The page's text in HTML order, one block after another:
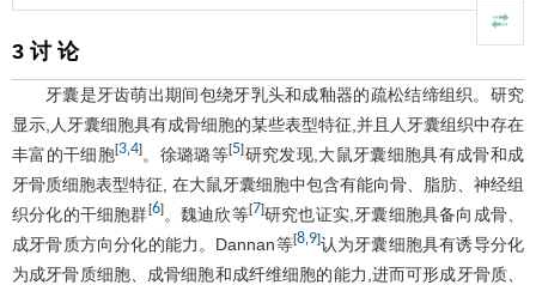
3 讨 论
牙囊是牙齿萌出期间包绕牙乳头和成釉器的疏松结缔组织。研究
显示,人牙囊细胞具有成骨细胞的某些表型特征,并且人牙囊组织中存在
丰富的干细胞[3 ,4] 。徐璐璐等[5]研究发现,大鼠牙囊细胞具有成骨和成
牙骨质细胞表型特征, 在大鼠牙囊细胞中包含有能向骨、脂肪、神经组
织分化的干细胞群[6]。魏迪欣等[7]研究也证实,牙囊细胞具备向成骨、
成牙骨质方向分化的能力。Dannan等[8, 9]认为牙囊细胞具有诱导分化
为成牙骨质细胞、成骨细胞和成纤维细胞的能力,进而可形成牙骨质、